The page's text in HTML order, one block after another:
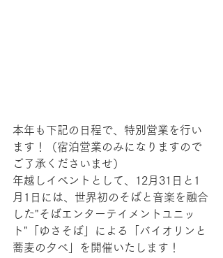
本年も下記の日程で、特別営業を行い
ます！（宿泊営業のみになりますので
ご了承くださいませ）
年越しイベントとして、12月31日と1
月1日には、世界初のそばと音楽を融合
した"そばエンターテイメントユニッ
ト"「ゆさそば」による「バイオリンと
蕎麦の夕べ」を開催いたします！